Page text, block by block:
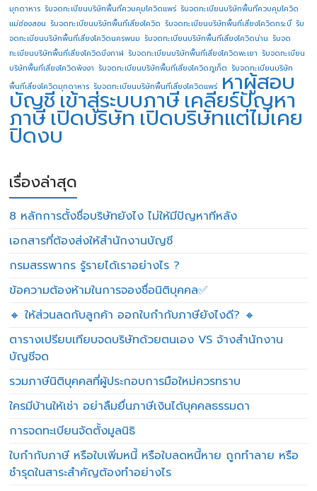
มุกดาหาร รับจดทะเบียนบริษัทพื้นที่ควบคุมโควิดแพร่ รับจดทะเบียนบริษัทพื้นที่ควบคุมโควิด
แม่ฮ่องสอน รับจดทะเบียนบริษัทพื้นที่เสี่ยงโควิด รับจดทะเบียนบริษัทพื้นที่เสี่ยงโควิดกระบี่ รับ
จดทะเบียนบริษัทพื้นที่เสี่ยงโควิดนครพนม รับจดทะเบียนบริษัทพื้นที่เสี่ยงโควิดน่าน รับจด
ทะเบียนบริษัทพื้นที่เสี่ยงโควิดบึงกาฬ รับจดทะเบียนบริษัทพื้นที่เสี่ยงโควิดพะเยา รับจดทะเบียน
บริษัทพื้นที่เสี่ยงโควิดพังงา รับจดทะเบียนบริษัทพื้นที่เสี่ยงโควิดภูเก็ต รับจดทะเบียนบริษัท
พื้นที่เสี่ยงโควิดมุกดาหาร รับจดทะเบียนบริษัทพื้นที่เสี่ยงโควิดแพร่ หาผู้สอบ
บัญชี เข้าสู่ระบบภาษี เคลียร์ปัญหา
ภาษีเปิดบริษัทเปิดบริษัทแต่ไม่เคย
ปิดงบ
เรื่องล่าสุด
8 หลักการตั้งชื่อบริษัทยังไง ไม่ให้มีปัญหาทีหลัง
เอกสารที่ต้องส่งให้สำนักงานบัญชี
กรมสรรพากร รู้รายได้เราอย่างไร ?
ข้อความต้องห้ามในการจองชื่อนิติบุคคล✅
🔸 ให้ส่วนลดกับลูกค้า ออกใบกำกับภาษียังไงดี? 🔸
ตารางเปรียบเทียบจดบริษัทด้วยตนเอง VS จ้างสำนักงาน
บัญชีจด
รวมภาษีนิติบุคคลที่ผู้ประกอบการมือใหม่ควรทราบ
ใครมีบ้านให้เช่า อย่าลืมยื่นภาษีเงินได้บุคคลธรรมดา
การจดทะเบียนจัดตั้งมูลนิธิ
ใบกำกับภาษี หรือใบเพิ่มหนี้ หรือใบลดหนี้หาย ถูกทำลาย หรือ
ชำรุดในสาระสำคัญต้องทำอย่างไร